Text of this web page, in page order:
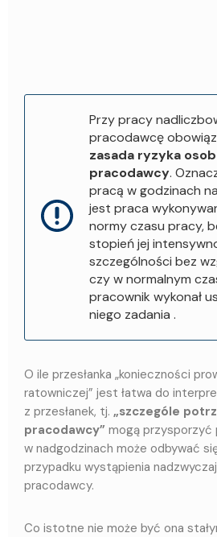
Przy pracy
pracodawcę
zasada ryzyka
pracodawcy.
pracą w godzinach
jest praca
normy czasu pracy,
stopień jej
szczególności bez
czy w normalnym
pracownik wykonał
niego zadania .
O ile przesłanka „konieczności
ratowniczej” jest łatwa do
z przesłanek, tj. „szczególe
pracodawcy” mogą przysporzyć
w nadgodzinach może odbywać
przypadku wystąpienia
pracodawcy.
Co istotne nie może być ona